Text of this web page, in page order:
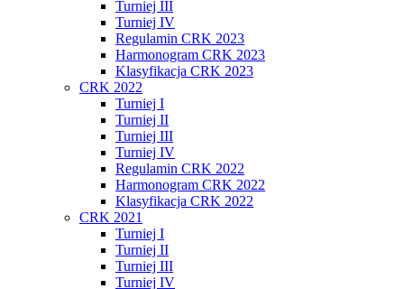
Turniej III
Turniej IV
Regulamin CRK 2023
Harmonogram CRK 2023
Klasyfikacja CRK 2023
CRK 2022
Turniej I
Turniej II
Turniej III
Turniej IV
Regulamin CRK 2022
Harmonogram CRK 2022
Klasyfikacja CRK 2022
CRK 2021
Turniej I
Turniej II
Turniej III
Turniej IV